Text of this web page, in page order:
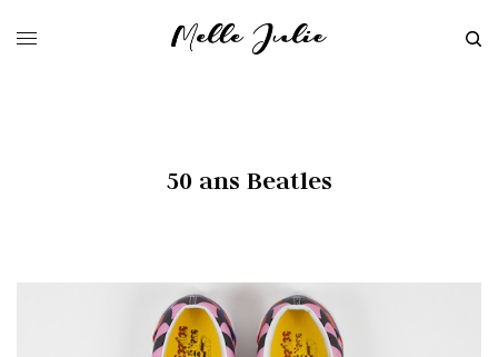
50 ans Beatles